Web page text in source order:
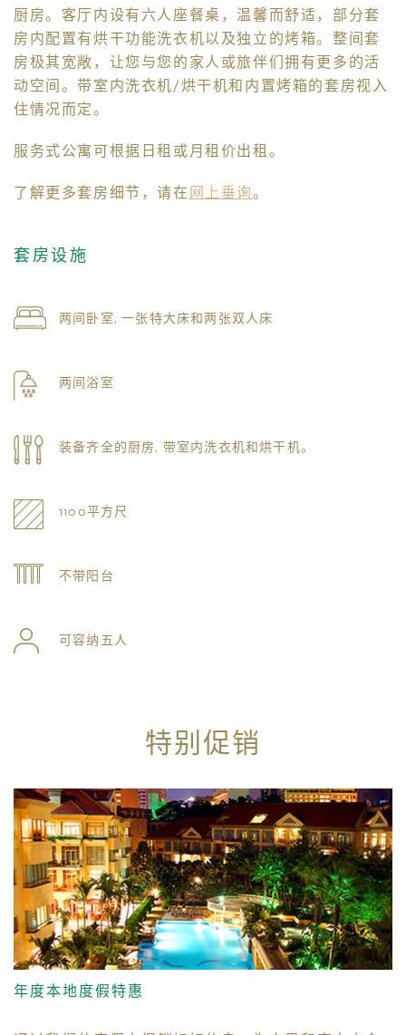
厨房。客厅内设有六人座餐桌，温馨而舒适，部分套
房内配置有烘干功能洗衣机以及独立的烤箱。整间套
房极其宽敞，让您与您的家人或旅伴们拥有更多的活
动空间。带室内洗衣机/烘干机和内置烤箱的套房视入
住情况而定。
服务式公寓可根据日租或月租价出租。
了解更多套房细节，请在 网上垂询。
套房设施
两间卧室, 一张特大床和两张双人床
两间浴室
装备齐全的厨房, 带室内洗衣机和烘干机。
1100平方尺
不带阳台
可容纳五人
特别促销
年度本地度假特惠